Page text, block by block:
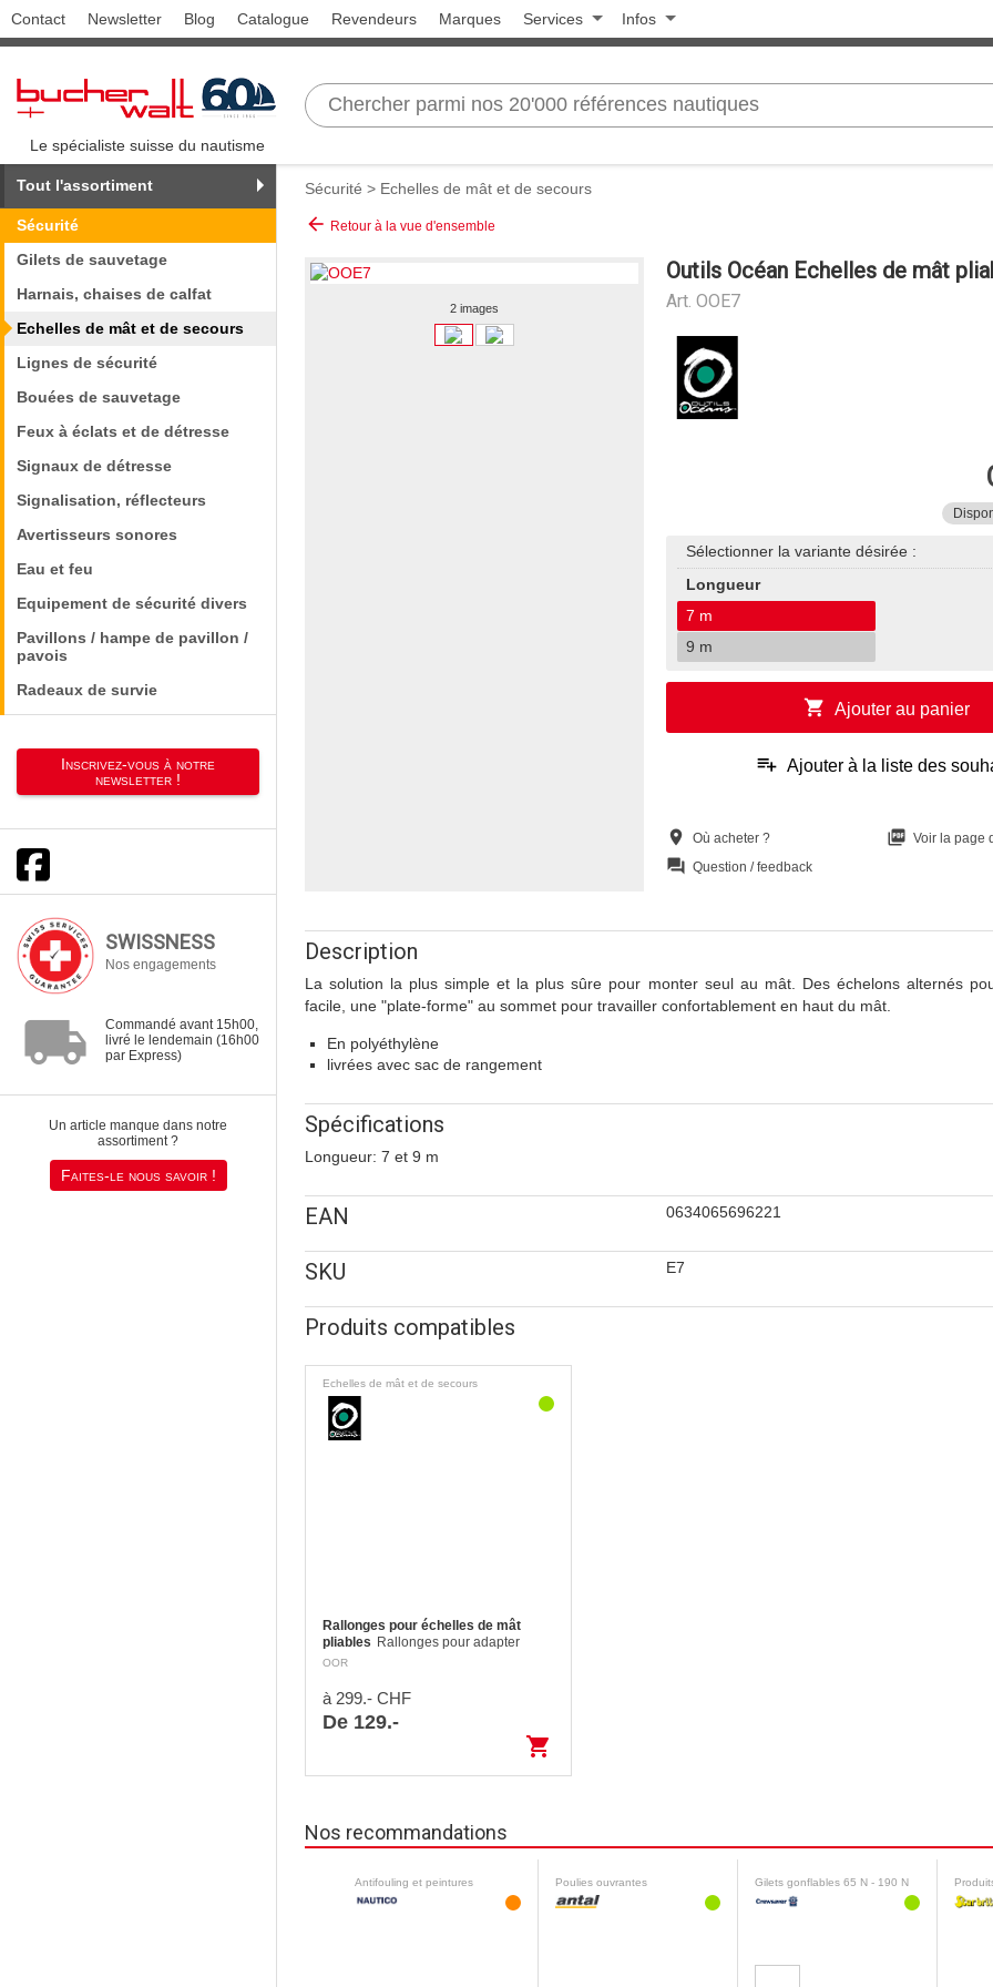
Contact Newsletter Blog Catalogue Revendeurs Marques Services Infos
Le spécialiste suisse du nautisme
Tout l'assortiment
Sécurité
Gilets de sauvetage
Harnais, chaises de calfat
Echelles de mât et de secours
Lignes de sécurité
Bouées de sauvetage
Feux à éclats et de détresse
Signaux de détresse
Signalisation, réflecteurs
Avertisseurs sonores
Eau et feu
Equipement de sécurité divers
Pavillons / hampe de pavillon /
pavois
Radeaux de survie
Inscrivez-vous à notre
newsletter !
SWISSNESS
Nos engagements
local_shipping
Commandé avant 15h00,
livré le lendemain (16h00
par Express)
Un article manque dans notre
assortiment ?
Faites-le nous savoir !
Sécurité > Echelles de mât et de secours
arrow_back Retour à la vue d'ensemble
2 images
Outils Océan Echelles de mât
Art. OOE7
Sélectionner la variante désirée :
Longueur
7 m
9 m
shopping_cart Ajouter au panier
playlist_add Ajouter à la liste des
location_on Où acheter ? picture_as_pdf Voir la page
question_answer Question / feedback
Description
La solution la plus simple et la plus sûre pour monter seul au mât. Des échelons alternés
facile, une "plate-forme" au sommet pour travailler confortablement en haut du mât.
En polyéthylène
livrées avec sac de rangement
Spécifications
Longueur: 7 et 9 m
EAN 0634065696221
SKU E7
Produits compatibles
Echelles de mât et de secours
Rallonges pour échelles de mât
pliables Rallonges pour adapter
l’échelle à la hauteur de votre mât.
OOR
à 299.- CHF
De 129.-
shopping_cart
Nos recommandations
Antifouling et peintures Poulies ouvrantes Gilets gonflables 65 N - 190 N